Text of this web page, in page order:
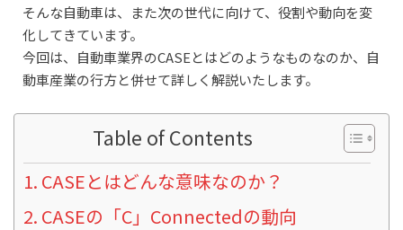
そんな自動車は、また次の世代に向けて、役割や動向を変
化してきています。
今回は、自動車業界のCASEとはどのようなものなのか、自
動車産業の行方と併せて詳しく解説いたします。
Table of Contents
CASEとはどんな意味なのか？
CASEの「C」Connectedの動向